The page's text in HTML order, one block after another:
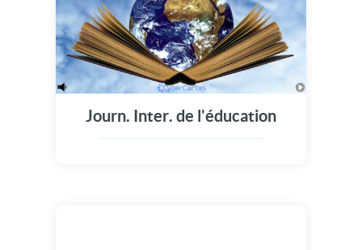
Journ. Inter. de l'éducation